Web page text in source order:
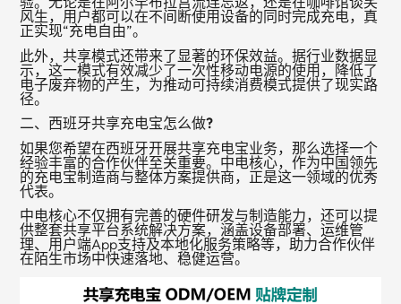
风生，用户都可以在不间断使用设备的同时完成充电，真
正实现“充电自由”。
此外，共享模式还带来了显著的环保效益。据行业数据显
示，这一模式有效减少了一次性移动电源的使用，降低了
电子废弃物的产生，为推动可持续消费模式提供了现实路
径。
二、西班牙共享充电宝怎么做?
如果您希望在西班牙开展共享充电宝业务，那么选择一个
经验丰富的合作伙伴至关重要。中电核心，作为中国领先
的充电宝制造商与整体方案提供商，正是这一领域的优秀
代表。
中电核心不仅拥有完善的硬件研发与制造能力，还可以提
供整套共享平台系统解决方案，涵盖设备部署、运维管
理、用户端App支持及本地化服务策略等，助力合作伙伴
在陌生市场中快速落地、稳健运营。